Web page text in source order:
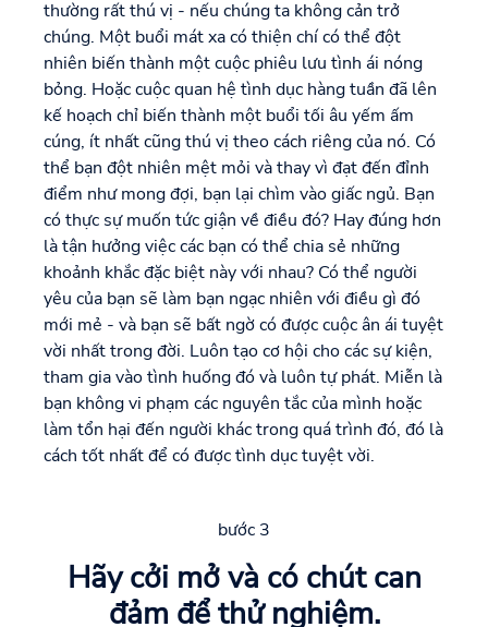
thường rất thú vị - nếu chúng ta không cản trở
chúng. Một buổi mát xa có thiện chí có thể đột
nhiên biến thành một cuộc phiêu lưu tình ái nóng
bỏng. Hoặc cuộc quan hệ tình dục hàng tuần đã lên
kế hoạch chỉ biến thành một buổi tối âu yếm ấm
cúng, ít nhất cũng thú vị theo cách riêng của nó. Có
thể bạn đột nhiên mệt mỏi và thay vì đạt đến đỉnh
điểm như mong đợi, bạn lại chìm vào giấc ngủ. Bạn
có thực sự muốn tức giận về điều đó? Hay đúng hơn
là tận hưởng việc các bạn có thể chia sẻ những
khoảnh khắc đặc biệt này với nhau? Có thể người
yêu của bạn sẽ làm bạn ngạc nhiên với điều gì đó
mới mẻ - và bạn sẽ bất ngờ có được cuộc ân ái tuyệt
vời nhất trong đời. Luôn tạo cơ hội cho các sự kiện,
tham gia vào tình huống đó và luôn tự phát. Miễn là
bạn không vi phạm các nguyên tắc của mình hoặc
làm tổn hại đến người khác trong quá trình đó, đó là
cách tốt nhất để có được tình dục tuyệt vời.
bước 3
Hãy cởi mở và có chút can
đảm để thử nghiệm.